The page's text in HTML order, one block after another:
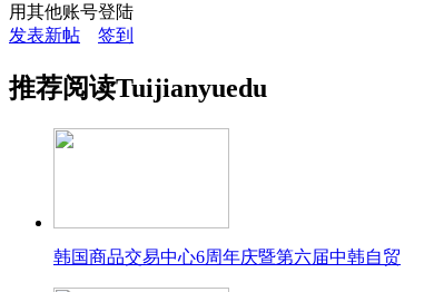
用其他账号登陆
发表新帖
签到
推荐阅读Tuijianyuedu
韩国商品交易中心6周年庆暨第六届中韩自贸